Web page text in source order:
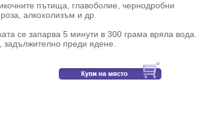
пътища, главоболие, чернодробни
алкохолизъм и др.
се запарва 5 минути в 300 грама вряла вода.
преди ядене.